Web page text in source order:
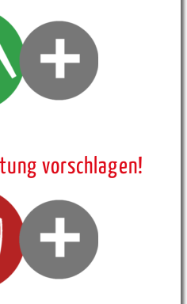
vorschlagen!